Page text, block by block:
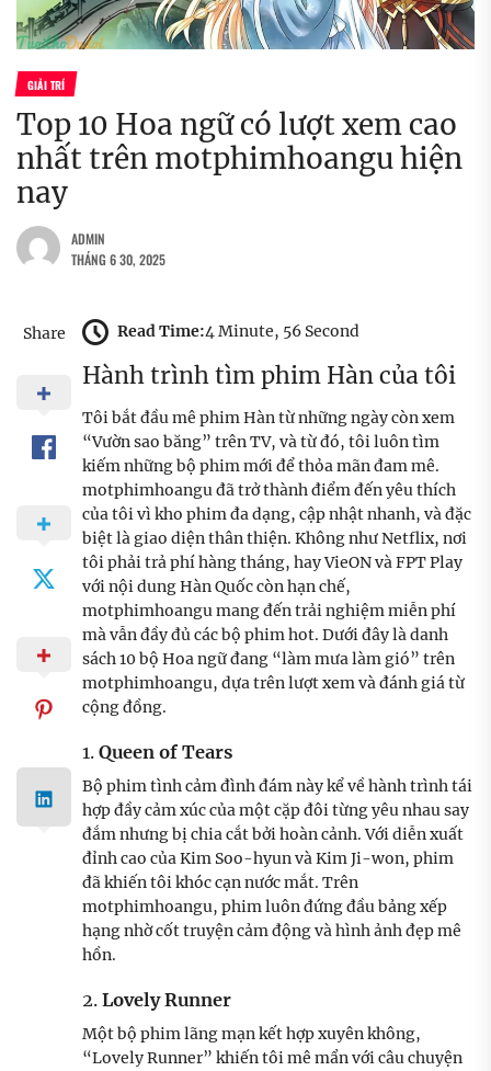
GIẢI TRÍ
Top 10 Hoa ngữ có lượt xem cao
nhất trên motphimhoangu hiện
nay
ADMIN
THÁNG 6 30, 2025
Share Read Time:4 Minute, 56 Second
Hành trình tìm phim Hàn của tôi
Tôi bắt đầu mê phim Hàn từ những ngày còn xem
“Vườn sao băng” trên TV, và từ đó, tôi luôn tìm
kiếm những bộ phim mới để thỏa mãn đam mê.
motphimhoangu đã trở thành điểm đến yêu thích
của tôi vì kho phim đa dạng, cập nhật nhanh, và đặc
biệt là giao diện thân thiện. Không như Netflix, nơi
tôi phải trả phí hàng tháng, hay VieON và FPT Play
với nội dung Hàn Quốc còn hạn chế,
motphimhoangu mang đến trải nghiệm miễn phí
mà vẫn đầy đủ các bộ phim hot. Dưới đây là danh
sách 10 bộ Hoa ngữ đang “làm mưa làm gió” trên
motphimhoangu, dựa trên lượt xem và đánh giá từ
cộng đồng.
1. Queen of Tears
Bộ phim tình cảm đình đám này kể về hành trình tái
hợp đầy cảm xúc của một cặp đôi từng yêu nhau say
đắm nhưng bị chia cắt bởi hoàn cảnh. Với diễn xuất
đỉnh cao của Kim Soo-hyun và Kim Ji-won, phim
đã khiến tôi khóc cạn nước mắt. Trên
motphimhoangu, phim luôn đứng đầu bảng xếp
hạng nhờ cốt truyện cảm động và hình ảnh đẹp mê
hồn.
2. Lovely Runner
Một bộ phim lãng mạn kết hợp xuyên không,
“Lovely Runner” khiến tôi mê mẩn với câu chuyện